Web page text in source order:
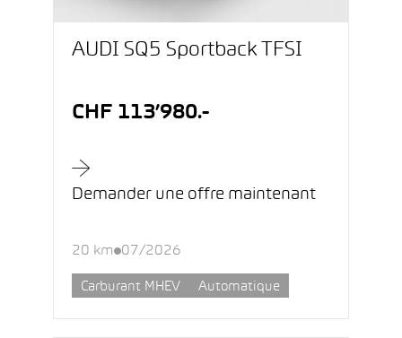
AUDI SQ5 Sportback TFSI
CHF 113’980.-
Demander une offre maintenant
20 km 07/2026
Carburant MHEV Automatique